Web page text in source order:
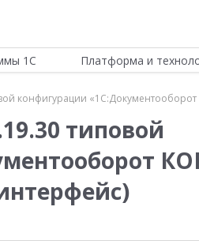
1С Платформа и
конфигурации
типовой